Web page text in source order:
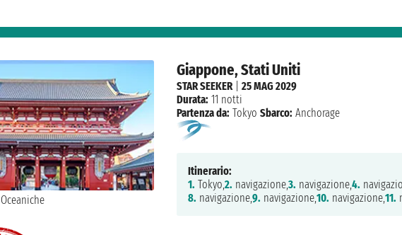
Giappone, Stati Uniti
STAR SEEKER| 25 MAG 2029
Durata: 11 notti
Partenza da: Tokyo Sbarco: Anchorage
Itinerario:
1. Tokyo,2. navigazione,3. navigazione,4.
8. navigazione,9. navigazione,10. navigazione,11.